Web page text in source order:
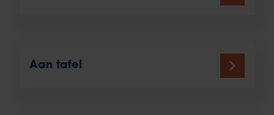
Aan tafel